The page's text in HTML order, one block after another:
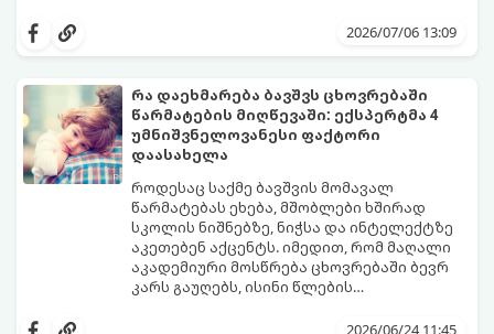
ტკენა, ოჯახის წევრებისთვის
გადაჭარბებული მოთხოვნები
-დანაშაულის განცდა შიგნიდან ფიტავს
ადამიანს და ართმევს მას აწმყოთი
ტკბობის უნარს.
დანაშაულის გრძნობას აქვს თავისი
საკუთარი თუ საზოგადოებრივი მორალური
კოდექსი. თუმცა, როდესაც ეს ემოცია
ქრონიკულ ფორმას იღებს, ის ნევროზულ,
ტოქსიკურ სინდრომად იქცევა.
გთავაზობთ პრაქტიკულ, ფსიქოლოგიურ
გზამკვლევს, თუ როგორ დაამუშაოთ
წარსულის შეცდომები და
გათავისუფლდეთ ამ მძიმე ტვირთისგან:
2026/07/06 13:09
რა დაეხმარება ბავშვს ცხოვრებაში
წარმატების მიღწევაში: ექსპერტმა 4
უმნიშვნელოვანესი ფაქტორი
დაასახელა
როდესაც საქმე ბავშვის მომავალ
წარმატებას ეხება, მშობლები ხშირად
სკოლის ნიშნებზე, ნიჭსა და ინტელექტზე
აკეთებენ აქცენტს. იმედით, რომ მაღალი
აკადემიური მოსწრება ცხოვრებაში ბევრ
კარს გაუღებს, ისინი წლების
შედეგების გაუმჯობესებაზე. თუმცა,
თვითკონტროლი ადამიანს ეხმარება
2026/06/24 11:45